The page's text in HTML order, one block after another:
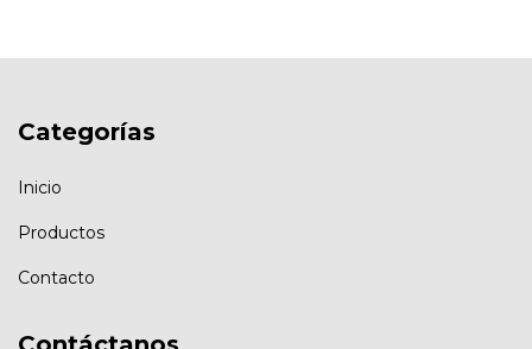
Categorías
Inicio
Productos
Contacto